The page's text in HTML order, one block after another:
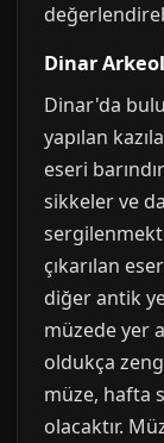
Dinar
Dinar'da
yapılan
eseri
sikkeler ve
çıkarılan
diğer antik
müzede yer
oldukça
müze, hafta
olacaktır.